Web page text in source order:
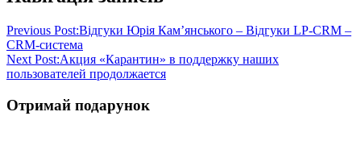
Previous Post:Відгуки Юрія Кам’янського – Відгуки LP-CRM –
CRM-система
Next Post:Акция «Карантин» в поддержку наших
пользователей продолжается
Отримай подарунок